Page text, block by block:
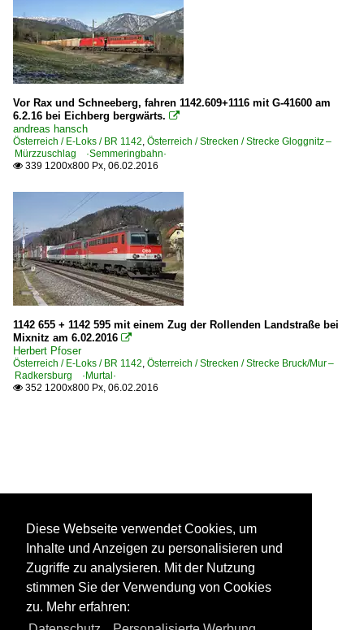
Vor Rax und Schneeberg, fahren 1142.609+1116 mit G-41600 am
6.2.16 bei Eichberg bergwärts. 
andreas hansch
Österreich / E-Loks / BR 1142, Österreich / Strecken / Strecke Gloggnitz –
Mürzzuschlag ·Semmeringbahn·
 339 1200x800 Px, 06.02.2016
1142 655 + 1142 595 mit einem Zug der Rollenden Landstraße bei
Mixnitz am 6.02.2016 
Herbert Pfoser
Österreich / E-Loks / BR 1142, Österreich / Strecken / Strecke Bruck/Mur –
Radkersburg ·Murtal·
 352 1200x800 Px, 06.02.2016
Diese Webseite verwendet Cookies, um
Inhalte und Anzeigen zu personalisieren und
Zugriffe zu analysieren. Mit der Nutzung
stimmen Sie der Verwendung von Cookies
zu. Mehr erfahren: